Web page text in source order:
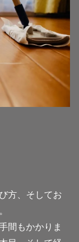
方、そしてお
間もかかりま